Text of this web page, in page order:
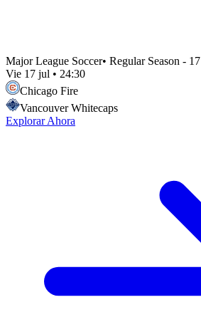
Major League Soccer• Regular Season - 17
Vie 17 jul • 24:30
Chicago Fire
Vancouver Whitecaps
Explorar Ahora